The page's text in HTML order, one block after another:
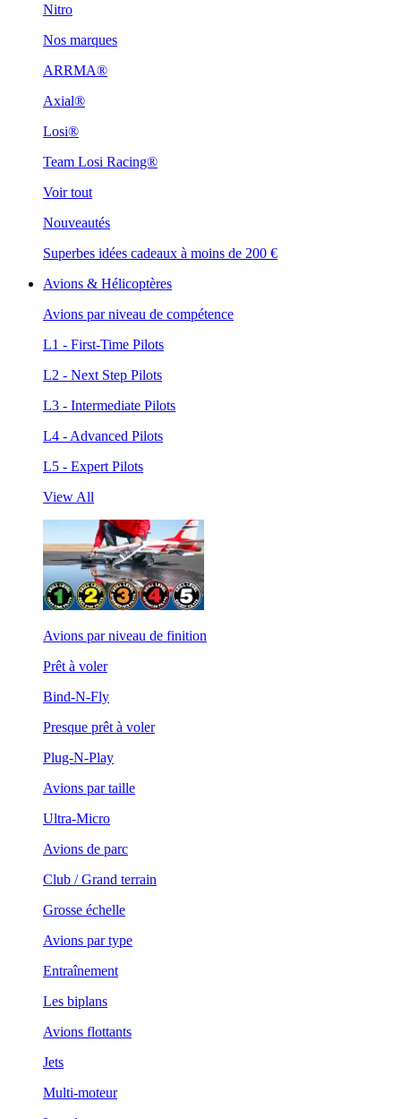
Nitro
Nos marques
ARRMA®
Axial®
Losi®
Team Losi Racing®
Voir tout
Nouveautés
Superbes idées cadeaux à moins de 200 €
Avions & Hélicoptères
Avions par niveau de compétence
L1 - First-Time Pilots
L2 - Next Step Pilots
L3 - Intermediate Pilots
L4 - Advanced Pilots
L5 - Expert Pilots
View All
Avions par niveau de finition
Prêt à voler
Bind-N-Fly
Presque prêt à voler
Plug-N-Play
Avions par taille
Ultra-Micro
Avions de parc
Club / Grand terrain
Grosse échelle
Avions par type
Entraînement
Les biplans
Avions flottants
Jets
Multi-moteur